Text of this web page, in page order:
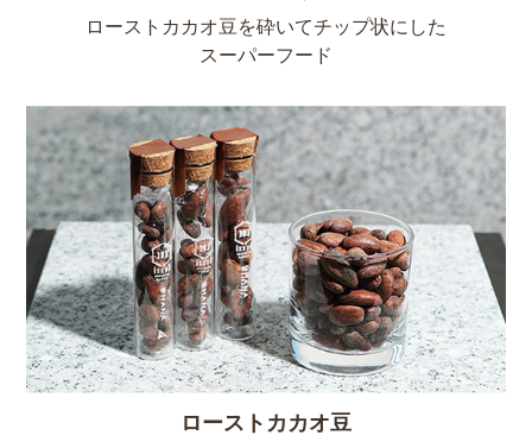
ローストカカオ豆を砕いてチップ状にした
スーパーフード
ローストカカオ豆